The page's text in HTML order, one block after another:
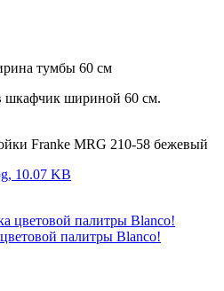
тумбы 60 см
шкафчик шириной 60 см.
Franke MRG 210-58 бежевый
10.07 KB
палитры Blanco!